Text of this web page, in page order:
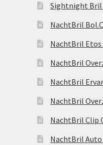
Sightnight Bril
NachtBril
NachtBril Etos
NachtBril
NachtBril
NachtBril
NachtBril Clip
NachtBril Auto